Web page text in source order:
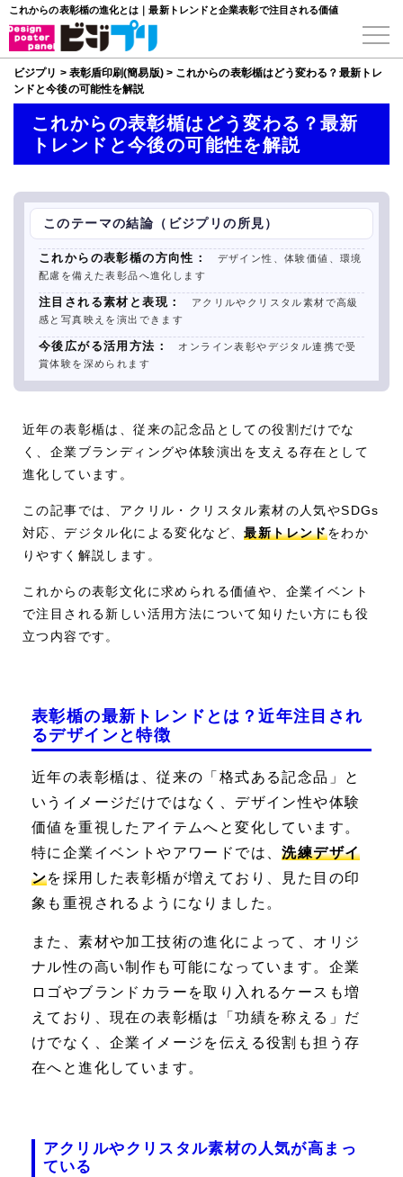
これからの表彰楯の進化とは｜最新トレンドと企業表彰で注目される価値
ビジプリ > 表彰盾印刷(簡易版)> これからの表彰楯はどう変わる？最新トレ
ンドと今後の可能性を解説
これからの表彰楯はどう変わる？最新
トレンドと今後の可能性を解説
このテーマの結論（ビジプリの所見）
これからの表彰楯の方向性：
デザイン性、体験価値、環境
配慮を備えた表彰品へ進化します
注目される素材と表現：
アクリルやクリスタル素材で高級
感と写真映えを演出できます
今後広がる活用方法：
オンライン表彰やデジタル連携で受
賞体験を深められます
近年の表彰楯は、従来の記念品としての役割だけでな
く、企業ブランディングや体験演出を支える存在として
進化しています。
この記事では、アクリル・クリスタル素材の人気やSDGs
対応、デジタル化による変化など、最新トレンドをわか
りやすく解説します。
これからの表彰文化に求められる価値や、企業イベント
で注目される新しい活用方法について知りたい方にも役
立つ内容です。
表彰楯の最新トレンドとは？近年注目され
るデザインと特徴
近年の表彰楯は、従来の「格式ある記念品」と
いうイメージだけではなく、デザイン性や体験
価値を重視したアイテムへと変化しています。
特に企業イベントやアワードでは、洗練デザイ
ンを採用した表彰楯が増えており、見た目の印
象も重視されるようになりました。
また、素材や加工技術の進化によって、オリジ
ナル性の高い制作も可能になっています。企業
ロゴやブランドカラーを取り入れるケースも増
えており、現在の表彰楯は「功績を称える」だ
けでなく、企業イメージを伝える役割も担う存
在へと進化しています。
アクリルやクリスタル素材の人気が高まっ
ている